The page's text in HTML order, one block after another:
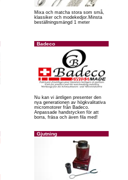
Mixa och matcha stora som små,
klassiker och modekedjor.Minsta
beställningsmängd 1 meter
Badeco
Nu kan vi äntligen presenter den
nya generationen av högkvalitativa
micromotorer från Badeco.
Anpassade handstycken för att
borra, fräsa och även fila med!
Gjutning